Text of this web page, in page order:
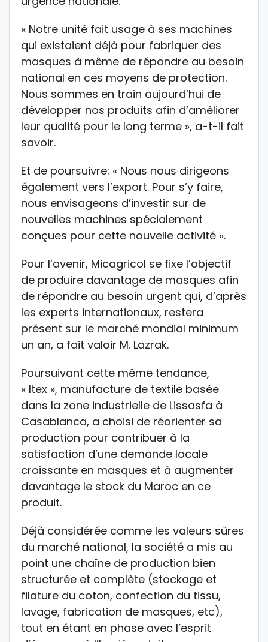
« Notre unité fait usage à ses machines
qui existaient déjà pour fabriquer des
masques à même de répondre au besoin
national en ces moyens de protection.
Nous sommes en train aujourd’hui de
développer nos produits afin d’améliorer
leur qualité pour le long terme », a-t-il fait
savoir.
Et de poursuivre: « Nous nous dirigeons
également vers l’export. Pour s’y faire,
nous envisageons d’investir sur de
nouvelles machines spécialement
conçues pour cette nouvelle activité ».
Pour l’avenir, Micagricol se fixe l’objectif
de produire davantage de masques afin
de répondre au besoin urgent qui, d’après
les experts internationaux, restera
présent sur le marché mondial minimum
un an, a fait valoir M. Lazrak.
Poursuivant cette même tendance,
« Itex », manufacture de textile basée
dans la zone industrielle de Lissasfa à
Casablanca, a choisi de réorienter sa
production pour contribuer à la
satisfaction d’une demande locale
croissante en masques et à augmenter
davantage le stock du Maroc en ce
produit.
Déjà considérée comme les valeurs sûres
du marché national, la société a mis au
point une chaîne de production bien
structurée et complète (stockage et
filature du coton, confection du tissu,
lavage, fabrication de masques, etc),
tout en étant en phase avec l’esprit